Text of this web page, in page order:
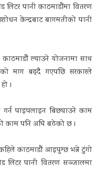
पानी काठमाडौंमा वितरण
केन्द्रबाट बागमतीको पानी
ल्याउने योजनामा साथ
माग बढ्दै गएपछि सरकारले
।
पाइपलाइन बिछ्याउने काम
काम पनि अघि बढेको छ ।
काठमाडौं आइपुग्छ भन्ने टुंगो
लिटर पानी वितरण सञ्जालमा